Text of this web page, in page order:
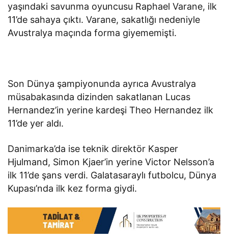
yaşındaki savunma oyuncusu Raphael Varane, ilk
11’de sahaya çıktı. Varane, sakatlığı nedeniyle
Avustralya maçında forma giyememişti.
Son Dünya şampiyonunda ayrıca Avustralya
müsabakasında dizinden sakatlanan Lucas
Hernandez’in yerine kardeşi Theo Hernandez ilk
11’de yer aldı.
Danimarka’da ise teknik direktör Kasper
Hjulmand, Simon Kjaer’in yerine Victor Nelsson’a
ilk 11’de şans verdi. Galatasaraylı futbolcu, Dünya
Kupası’nda ilk kez forma giydi.